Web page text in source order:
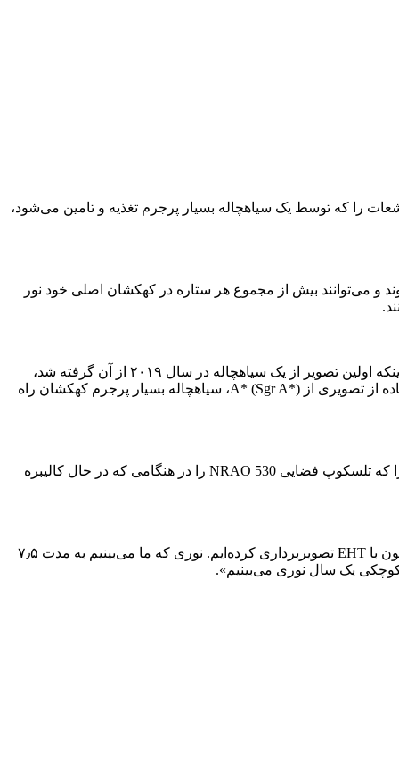
را که توسط یک سیاهچاله بسیار پرجرم تغذیه و تامین می‌شود،
و می‌توانند بیش از مجموع هر ستاره در کهکشان اصلی خود نور
این اختروش تازه تصویربرداری شده که در قلب کهکشان NRAO 530 کمین کرده و توسط تلسکوپ افق رویداد (EHT) گرفته شده، به دلیل اینکه اولین تصویر از یک سیاهچاله در سال ۲۰۱۹ از آن گرفته شد،
بسیار مشهور است. تیم همکاری EHT تصویر این سیاهچاله را پیگیری کرد. سیاهچاله ابَر پرجرم در قلب کهکشان مسیه ۸۷ (M87) را با استفاده از تصویری از A* (Sgr A*)، سیاهچاله بسیار پرجرم کهکشان راه
با این حال، رصد اخیر بسیار ویژه است؛ زیرا در ماه آوریل سال ۲۰۱۷ انجام شد، یعنی قبل از اینکه EHT سیاهچاله M87 یا Sgr A* را ببیند؛ چرا که تلسکوپ فضایی NRAO 530 را در هنگامی که در حال کالیبره
ماسیک ویلگوس (عضو تیم همکاری EHT و محقق موسسه پلانک برای نجوم رادیویی) می‌گوید: «این همچنین دورترین جسمی است که ما تاکنون با EHT تصویربرداری کرده‌ایم. نوری که ما می‌بینیم به مدت ۷٫۵